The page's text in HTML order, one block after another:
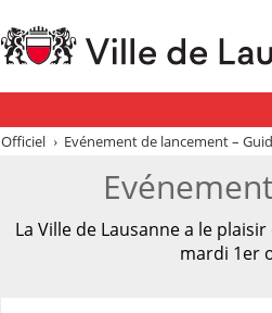
Officiel Evénement de lancement –
La Ville de Lausanne a le
mardi 1er